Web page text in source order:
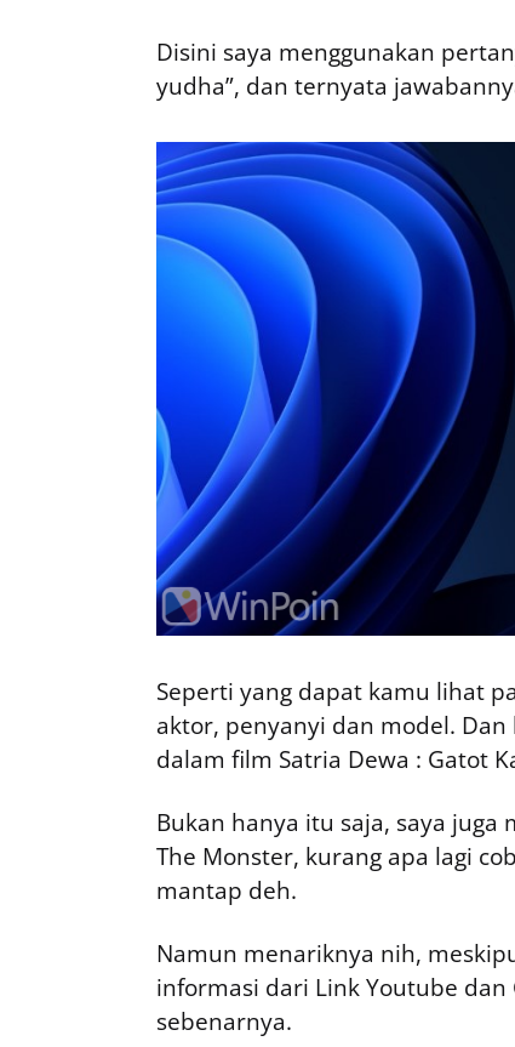
Disini saya menggunakan
yudha”, dan ternyata
Seperti yang dapat kamu lihat
aktor, penyanyi dan model.
dalam film Satria Dewa : Gatot
Bukan hanya itu saja, saya juga
The Monster, kurang apa lagi
mantap deh.
Namun menariknya nih,
informasi dari Link Youtube
sebenarnya.